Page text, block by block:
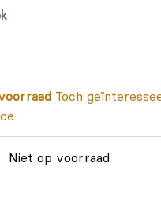
Toch
Niet op voorraad